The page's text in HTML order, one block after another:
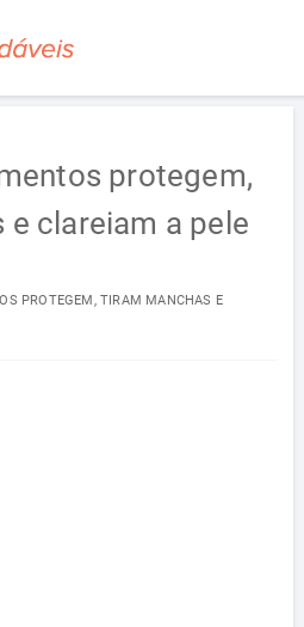
protegem,
clareiam a pele
PROTEGEM, TIRAM MANCHAS E